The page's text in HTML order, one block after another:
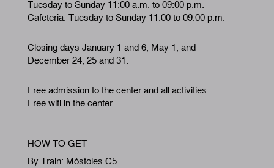
Tuesday to Sunday 11:00 a.m. to 09:00 p.m.
Cafeteria: Tuesday to Sunday 11:00 to 09:00 p.m.
Closing days January 1 and 6, May 1, and
December 24, 25 and 31.
Free admission to the center and all activities
Free wifi in the center
HOW TO GET
By Train: Móstoles C5